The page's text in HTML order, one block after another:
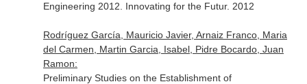
Engineering 2012. Innovating for the Futur. 2012
Rodríguez García, Mauricio Javier, Arnaiz Franco, Maria
del Carmen, Martin Garcia, Isabel, Pidre Bocardo, Juan
Ramon:
Preliminary Studies on the Establishment of